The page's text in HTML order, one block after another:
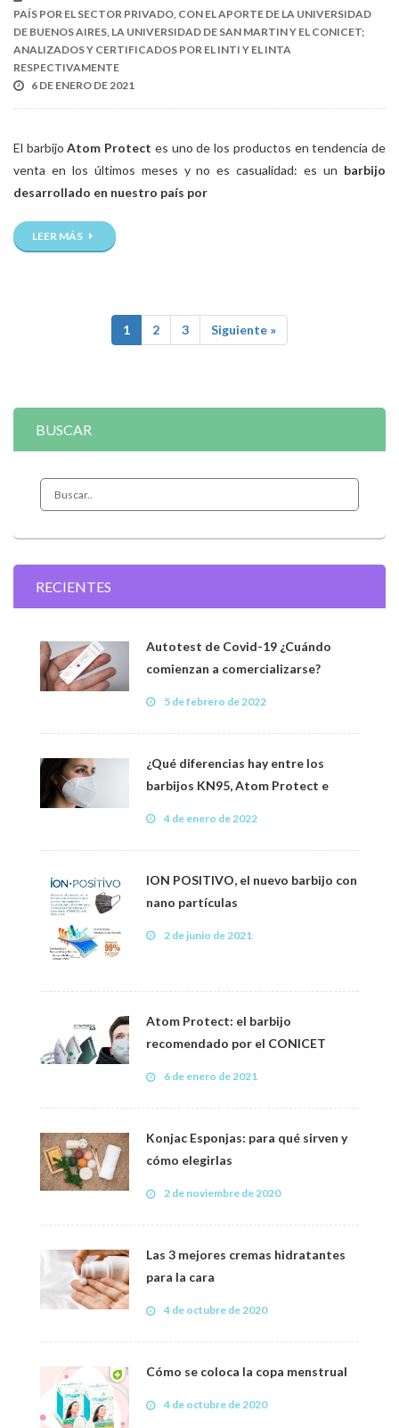
PAÍS POR EL SECTOR PRIVADO, CON EL APORTE DE LA UNIVERSIDAD
DE BUENOS AIRES, LA UNIVERSIDAD DE SAN MARTIN Y EL CONICET;
ANALIZADOS Y CERTIFICADOS POR EL INTI Y EL INTA
RESPECTIVAMENTE
6 DE ENERO DE 2021
El barbijoAtom Protect es uno de los productos en tendencia de
venta en los últimos meses y no es casualidad: es un barbijo
desarrollado en nuestro país por
LEER MÁS
1 2 3 Siguiente »
BUSCAR
RECIENTES
Autotest de Covid-19 ¿Cuándo
comienzan a comercializarse?
5 de febrero de 2022
¿Qué diferencias hay entre los
barbijos KN95, Atom Protect e
4 de enero de 2022
ION POSITIVO, el nuevo barbijo con
nano partículas
2 de junio de 2021
Atom Protect: el barbijo
recomendado por el CONICET
6 de enero de 2021
Konjac Esponjas: para qué sirven y
cómo elegirlas
2 de noviembre de 2020
Las 3 mejores cremas hidratantes
para la cara
4 de octubre de 2020
Cómo se coloca la copa menstrual
4 de octubre de 2020